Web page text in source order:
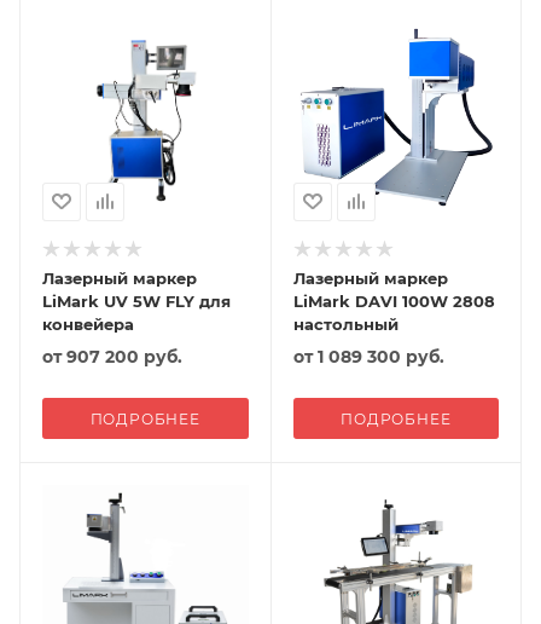
Лазерный маркер
LiMark UV 5W FLY для
конвейера
от907 200 руб.
ПОДРОБНЕЕ
Лазерный маркер
LiMark DAVI 100W 2808
настольный
от1 089 300 руб.
ПОДРОБНЕЕ